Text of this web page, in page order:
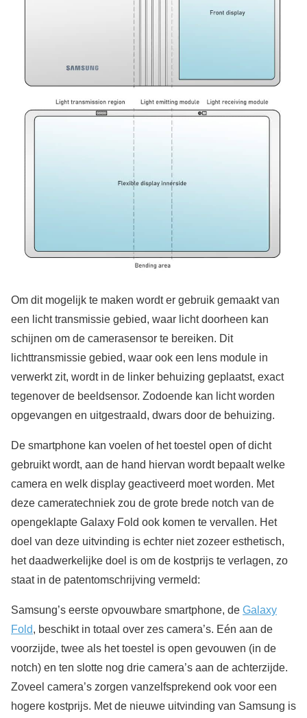
Om dit mogelijk te maken wordt er gebruik gemaakt van
een licht transmissie gebied, waar licht doorheen kan
schijnen om de camerasensor te bereiken. Dit
lichttransmissie gebied, waar ook een lens module in
verwerkt zit, wordt in de linker behuizing geplaatst, exact
tegenover de beeldsensor. Zodoende kan licht worden
opgevangen en uitgestraald, dwars door de behuizing.
De smartphone kan voelen of het toestel open of dicht
gebruikt wordt, aan de hand hiervan wordt bepaalt welke
camera en welk display geactiveerd moet worden. Met
deze cameratechniek zou de grote brede notch van de
opengeklapte Galaxy Fold ook komen te vervallen. Het
doel van deze uitvinding is echter niet zozeer esthetisch,
het daadwerkelijke doel is om de kostprijs te verlagen, zo
staat in de patentomschrijving vermeld:
Samsung’s eerste opvouwbare smartphone, de Galaxy
Fold, beschikt in totaal over zes camera’s. Eén aan de
voorzijde, twee als het toestel is open gevouwen (in de
notch) en ten slotte nog drie camera’s aan de achterzijde.
Zoveel camera’s zorgen vanzelfsprekend ook voor een
hogere kostprijs. Met de nieuwe uitvinding van Samsung is